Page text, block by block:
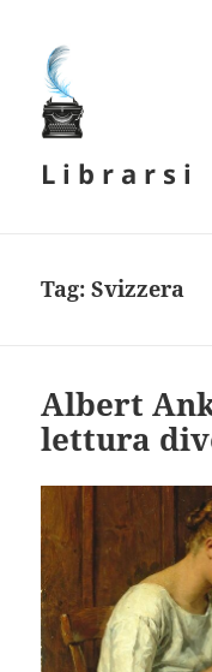
L i b r a r s i
Tag:Svizzera
Albert
lettura